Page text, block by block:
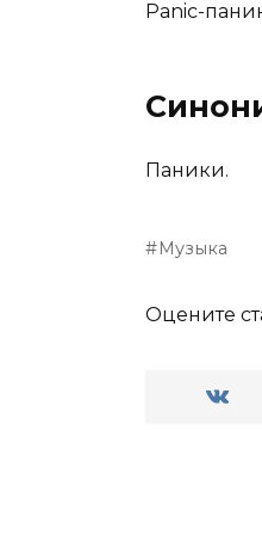
Panic-
Паники.
Музыка
Оцените